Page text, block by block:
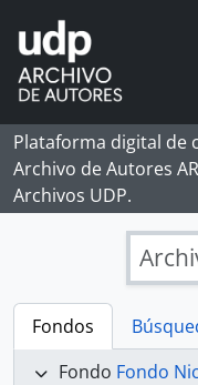
Skip to main content
Plataforma digital de
Archivo de Autores
Archivos UDP.
Fondos
Fondo Fondo